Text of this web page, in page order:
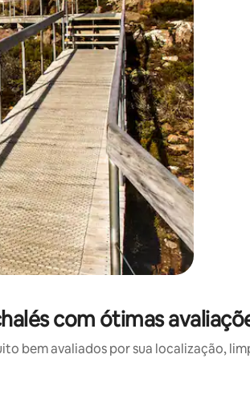
com ótimas
bem avaliados por sua localização,